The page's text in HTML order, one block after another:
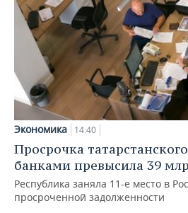
Экономика 14:40
Просрочка
банками превысила 39
Республика заняла 11-е место в
просроченной задолженности